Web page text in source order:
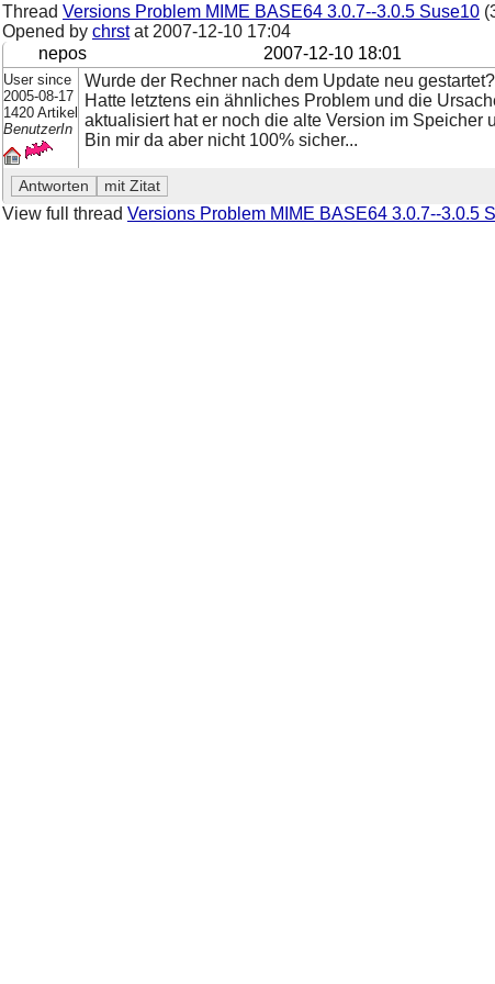
Thread Versions Problem MIME BASE64 3.0.7--3.0.5 Suse10
Opened by chrstat 2007-12-10 17:04
nepos
2007-12-10 18:01
User since
2005-08-17
1420 Artikel
BenutzerIn
Wurde der Rechner nach dem Update neu gestartet?
Hatte letztens ein ähnliches Problem und die
aktualisiert hat er noch die alte Version im Speicher
Bin mir da aber nicht 100% sicher...
View full thread Versions Problem MIME BASE64 3.0.7--3.0.5